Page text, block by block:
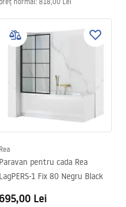
Rea
Paravan pentru cada Rea
LagPERS-1 Fix 80 Negru Black
695,00 Lei